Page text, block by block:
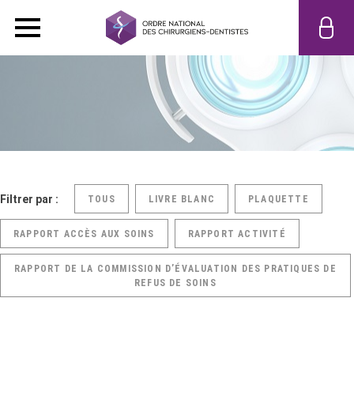
Filtrer par : TOUS LIVRE BLANC PLAQUETTE
RAPPORT ACCÈS AUX SOINS RAPPORT ACTIVITÉ
RAPPORT DE LA COMMISSION D’ÉVALUATION DES PRATIQUES DE
REFUS DE SOINS